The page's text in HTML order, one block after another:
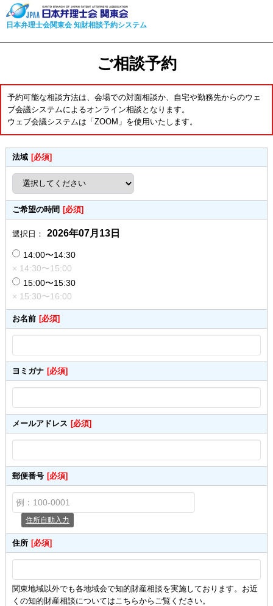
日本弁理士会関東会 知財相談予約システム
ご相談予約
予約可能な相談方法は、会場での対面相談か、自宅や勤務先からのウェ
ブ会議システムによるオンライン相談となります。
ウェブ会議システムは「ZOOM」を使用いたします。
法域 [必須]
ご希望の時間 [必須]
選択日： 2026年07月13日
14:00〜14:30
× 14:30〜15:00
15:00〜15:30
× 15:30〜16:00
お名前 [必須]
ヨミガナ [必須]
メールアドレス [必須]
郵便番号 [必須]
住所自動入力
住所 [必須]
関東地域以外でも各地域会で知的財産相談を実施しております。お近
くの知的財産相談についてはこちらからご覧ください。